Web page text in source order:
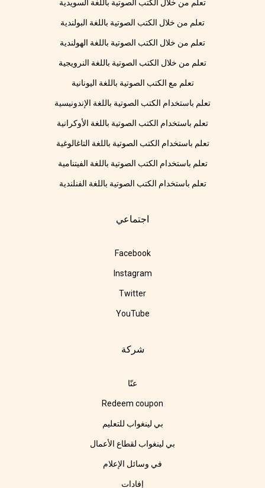
تعلم من خلال الكتب الصوتية باللغة السويدية
تعلم من خلال الكتب الصوتية باللغة البولندية
تعلم من خلال الكتب الصوتية باللغة الهولندية
تعلم من خلال الكتب الصوتية باللغة النرويجية
تعلم مع الكتب الصوتية باللغة اليونانية
تعلم باستخدام الكتب الصوتية باللغة الإندونيسية
تعلم باستخدام الكتب الصوتية باللغة الأوكرانية
تعلم باستخدام الكتب الصوتية باللغة التاغالوغية
تعلم باستخدام الكتب الصوتية باللغة الفيتنامية
تعلم باستخدام الكتب الصوتية باللغة الفنلندية
اجتماعي
Facebook
Instagram
Twitter
YouTube
شركة
عنّا
Redeem coupon
بي لينغواب للتعليم
بي لينغواب لقطاع الأعمال
في وسائل الإعلام
إفادات